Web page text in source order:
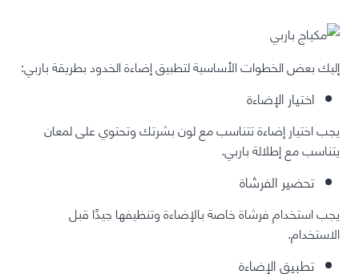
إليك بعض الخطوات الأساسية لتطبيق إضاءة الخدود بطريقة باربي:
اختيار الإضاءة
يجب اختيار إضاءة تتناسب مع لون بشرتك وتحتوي على لمعان
يتناسب مع إطلالة باربي.
تحضير الفرشاة
يجب استخدام فرشاة خاصة بالإضاءة وتنظيفها جيدًا قبل
الاستخدام.
تطبيق الإضاءة